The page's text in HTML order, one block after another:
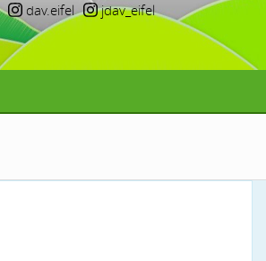
dav.eifel jdav_eifel